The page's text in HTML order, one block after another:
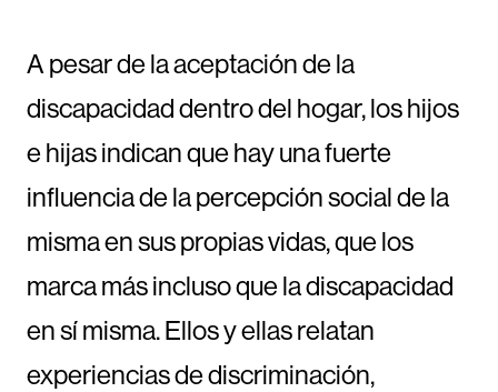
A pesar de la aceptación de la
discapacidad dentro del hogar, los hijos
e hijas indican que hay una fuerte
influencia de la percepción social de la
misma en sus propias vidas, que los
marca más incluso que la discapacidad
en sí misma. Ellos y ellas relatan
experiencias de discriminación,